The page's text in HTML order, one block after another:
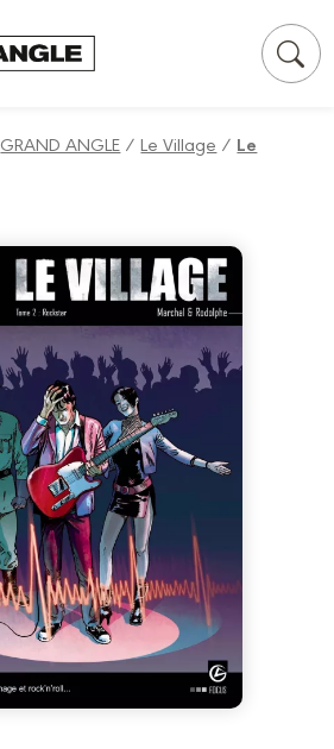
GRAND ANGLE /Le Village / Le